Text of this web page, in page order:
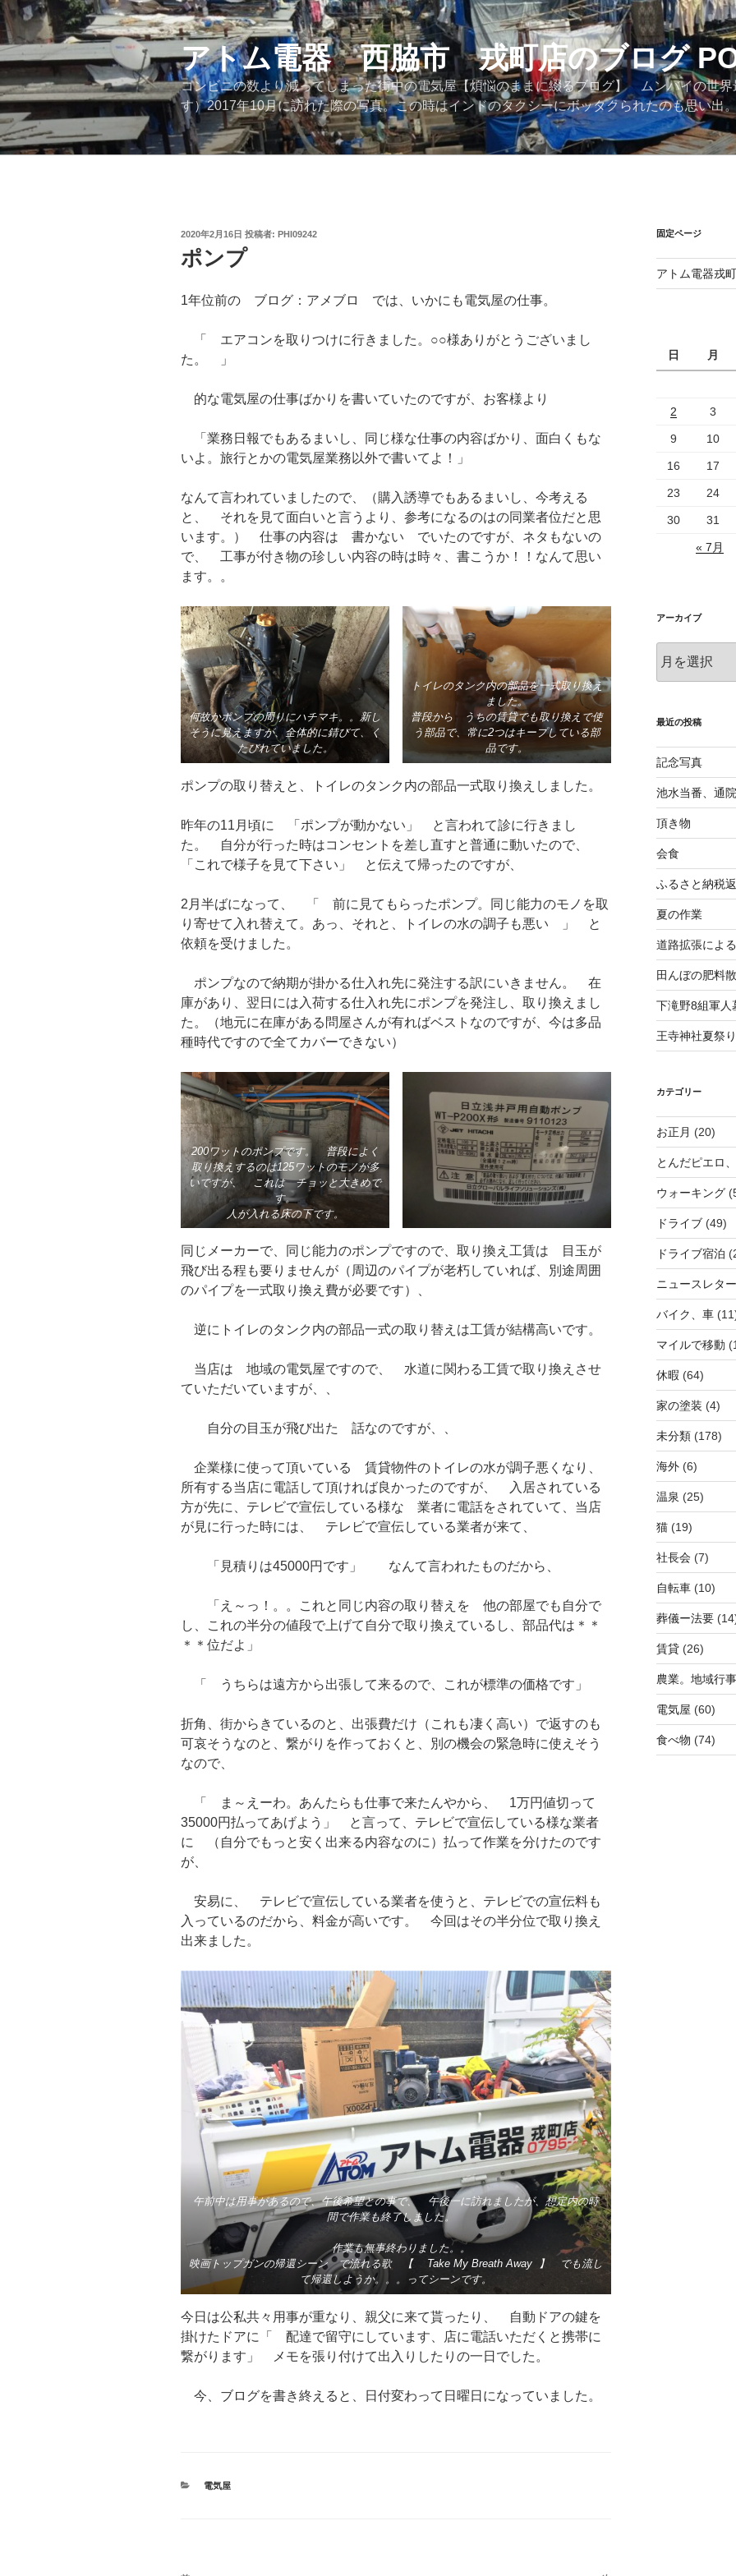
コ
ン
テ
ン
ツ
へ
ス
キ
アトム電器 西脇市 戎町店のブログ
コンビニの数より減ってしまった街中の電気屋【煩悩のままに綴るブログ】 ムンバイの世
す）2017年10月に訪れた際の写真。この時はインドのタクシーにボッタクられたのも思い出
投
日:
2020年2月16日 投稿者: PHI09242
ポンプ
1年位前の ブログ：アメブロ では、いかにも電気屋の仕事。
「 エアコンを取りつけに行きました。○○様ありがとうございまし
た。 」
的な電気屋の仕事ばかりを書いていたのですが、お客様より
「業務日報でもあるまいし、同じ様な仕事の内容ばかり、面白くもな
いよ。旅行とかの電気屋業務以外で書いてよ！」
なんて言われていましたので、（購入誘導でもあるまいし、今考える
と、 それを見て面白いと言うより、参考になるのはの同業者位だと思
います。） 仕事の内容は 書かない でいたのですが、ネタもないの
で、 工事が付き物の珍しい内容の時は時々、書こうか！！なんて思い
ます。。
何故かポンプの周りにハチマキ。。新し
そうに見えますが、全体的に錆びて、く
たびれていました。
トイレのタンク内の部品を一式取り換え
ました。
普段から うちの賃貸でも取り換えで使
う部品で、常に2つはキープしている部
品です。
ポンプの取り替えと、トイレのタンク内の部品一式取り換えしました。
昨年の11月頃に 「ポンプが動かない」 と言われて診に行きまし
た。 自分が行った時はコンセントを差し直すと普通に動いたので、
「これで様子を見て下さい」 と伝えて帰ったのですが、
2月半ばになって、 「 前に見てもらったポンプ。同じ能力のモノを取
り寄せて入れ替えて。あっ、それと、トイレの水の調子も悪い 」 と
依頼を受けました。
ポンプなので納期が掛かる仕入れ先に発注する訳にいきません。 在
庫があり、翌日には入荷する仕入れ先にポンプを発注し、取り換えまし
た。（地元に在庫がある問屋さんが有ればベストなのですが、今は多品
種時代ですので全てカバーできない）
200ワットのポンプです。 普段によく
取り換えするのは125ワットのモノが多
いですが、 これは チョッと大きめで
す。
人が入れる床の下です。
同じメーカーで、同じ能力のポンプですので、取り換え工賃は 目玉が
飛び出る程も要りませんが（周辺のパイプが老朽していれば、別途周囲
のパイプを一式取り換え費が必要です）、
逆にトイレのタンク内の部品一式の取り替えは工賃が結構高いです。
当店は 地域の電気屋ですので、 水道に関わる工賃で取り換えさせ
ていただいていますが、、
自分の目玉が飛び出た 話なのですが、、
企業様に使って頂いている 賃貸物件のトイレの水が調子悪くなり、
所有する当店に電話して頂ければ良かったのですが、 入居されている
方が先に、テレビで宣伝している様な 業者に電話をされていて、当店
が見に行った時には、 テレビで宣伝している業者が来て、
「見積りは45000円です」 なんて言われたものだから、
「え～っ！。。これと同じ内容の取り替えを 他の部屋でも自分で
し、これの半分の値段で上げて自分で取り換えているし、部品代は＊＊
＊＊位だよ」
「 うちらは遠方から出張して来るので、これが標準の価格です」
折角、街からきているのと、出張費だけ（これも凄く高い）で返すのも
可哀そうなのと、繋がりを作っておくと、別の機会の緊急時に使えそう
なので、
「 ま～えーわ。あんたらも仕事で来たんやから、 1万円値切って
35000円払ってあげよう」 と言って、テレビで宣伝している様な業者
に （自分でもっと安く出来る内容なのに）払って作業を分けたのです
が、
安易に、 テレビで宣伝している業者を使うと、テレビでの宣伝料も
入っているのだから、料金が高いです。 今回はその半分位で取り換え
出来ました。
午前中は用事があるので、午後希望との事で、 午後一に訪れましたが、想定内の時
間で作業も終了しました。
作業も無事終わりました。。
映画トップガンの帰還シーン で流れる歌 【 Take My Breath Away 】 でも流し
て帰還しようか。。。ってシーンです。
今日は公私共々用事が重なり、親父に来て貰ったり、 自動ドアの鍵を
掛けたドアに「 配達で留守にしています、店に電話いただくと携帯に
繋がります」 メモを張り付けて出入りしたりの一日でした。
今、ブログを書き終えると、日付変わって日曜日になっていました。
カ
電気屋
固定ページ
アトム電器戎
日
月
2 3
9 10
16 17
23 24
30 31
« 7月
アーカイブ
ー
ブ
最近の投稿
記念写真
池水当番、通院
頂き物
会食
ふるさと納税返
夏の作業
道路拡張によ
田んぼの肥料
下滝野8組軍人
王寺神社夏祭
カテゴリー
お正月 (20)
とんだピエロ
ウォーキング
ドライブ(49)
ドライブ宿泊
ニュースレター
バイク、車
マイルで移動
休暇 (64)
家の塗装 (4)
未分類(178)
海外(6)
温泉 (25)
猫(19)
社長会(7)
自転車(10)
葬儀ー法要
賃貸(26)
農業。地域行事
電気屋 (60)
食べ物 (74)